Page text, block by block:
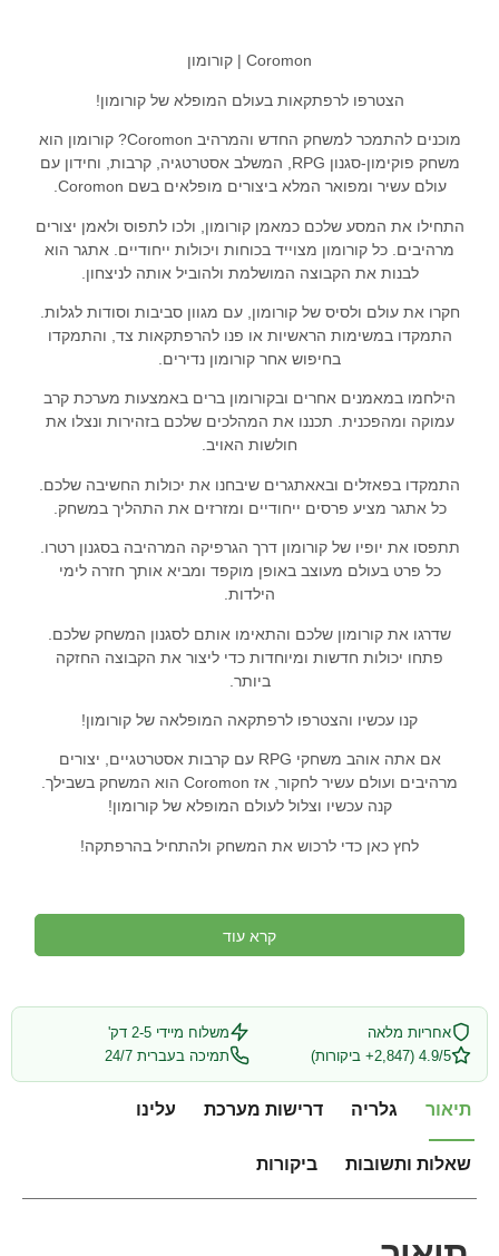
Coromon | קורומון
הצטרפו לרפתקאות בעולם המופלא של קורומון!
מוכנים להתמכר למשחק החדש והמרהיב Coromon? קורומון הוא
משחק פוקימון-סגנון RPG, המשלב אסטרטגיה, קרבות, וחידון עם
עולם עשיר ומפואר המלא ביצורים מופלאים בשם Coromon.
התחילו את המסע שלכם כמאמן קורומון, ולכו לתפוס ולאמן יצורים
מרהיבים. כל קורומון מצוייד בכוחות ויכולות ייחודיים. אתגר הוא
לבנות את הקבוצה המושלמת ולהוביל אותה לניצחון.
חקרו את עולם ולסיס של קורומון, עם מגוון סביבות וסודות לגלות.
התמקדו במשימות הראשיות או פנו להרפתקאות צד, והתמקדו
בחיפוש אחר קורומון נדירים.
הילחמו במאמנים אחרים ובקורומון ברים באמצעות מערכת קרב
עמוקה ומהפכנית. תכננו את המהלכים שלכם בזהירות ונצלו את
חולשות האויב.
התמקדו בפאזלים ובאאתגרים שיבחנו את יכולות החשיבה שלכם.
כל אתגר מציע פרסים ייחודיים ומזרזים את התהליך במשחק.
תתפסו את יופיו של קורומון דרך הגרפיקה המרהיבה בסגנון רטרו.
כל פרט בעולם מעוצב באופן מוקפד ומביא אותך חזרה לימי
הילדות.
שדרגו את קורומון שלכם והתאימו אותם לסגנון המשחק שלכם.
פתחו יכולות חדשות ומיוחדות כדי ליצור את הקבוצה החזקה
ביותר.
קנו עכשיו והצטרפו לרפתקאה המופלאה של קורומון!
אם אתה אוהב משחקי RPG עם קרבות אסטרטגיים, יצורים
מרהיבים ועולם עשיר לחקור, אז Coromon הוא המשחק בשבילך.
קנה עכשיו וצלול לעולם המופלא של קורומון!
לחץ כאן כדי לרכוש את המשחק ולהתחיל בהרפתקה!
קרא עוד
אחריות מלאה
משלוח מיידי 2-5 דק'
4.9/5 (2,847+ ביקורות)
תמיכה בעברית 24/7
תיאור גלריה דרישות מערכת עלינו
שאלות ותשובות ביקורות